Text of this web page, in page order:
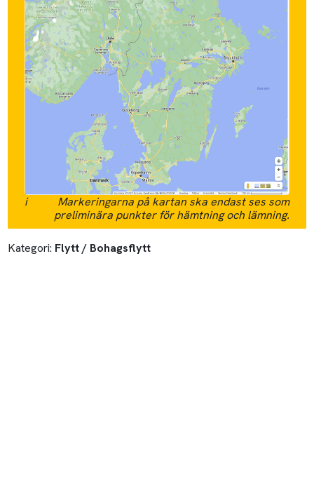
i
Markeringarna på kartan ska endast ses som
preliminära punkter för hämtning och lämning.
Kategori: Flytt / Bohagsflytt